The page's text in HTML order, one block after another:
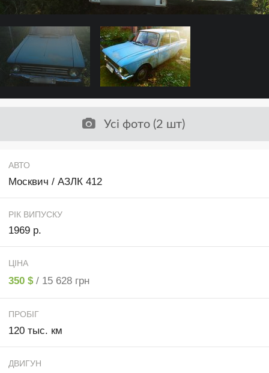
Усі фото (2 шт)
АВТО
Москвич / АЗЛК 412
РІК ВИПУСКУ
1969 р.
ЦІНА
350 $ / 15 628 грн
ПРОБІГ
120 тыс. км
ДВИГУН